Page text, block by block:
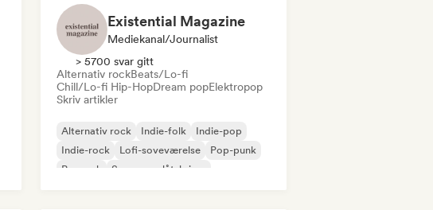
Existential Magazine
Mediekanal/journalist
> 5700 svar gitt
Alternativ rockBeats/Lo-fi
Chill/Lo-fi Hip-HopDream popElektropop
Skriv artikler
Alternativ rock Indie-folk
Indie-pop
Indie-rock
Lofi-soveværelse
Pop-punk
Poprock
Sanger og låtskriver